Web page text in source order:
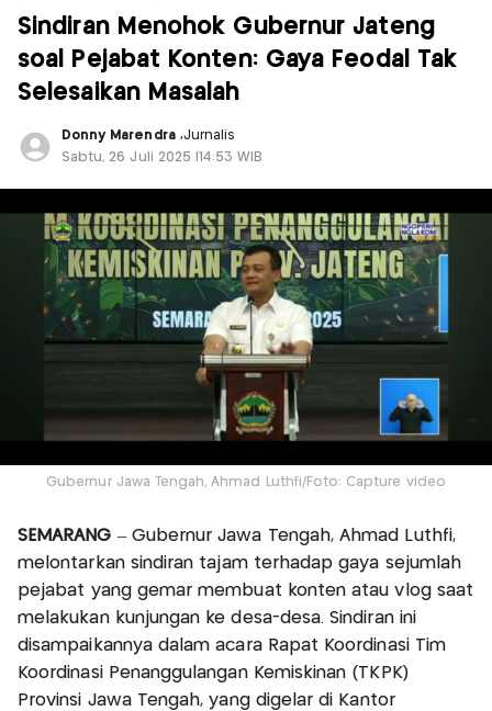
Sindiran Menohok Gubernur Jateng
soal Pejabat Konten: Gaya Feodal Tak
Selesaikan Masalah
Donny Marendra ,Jurnalis
Sabtu, 26 Juli 2025 |14:53 WIB
Gubernur Jawa Tengah, Ahmad Luthfi/Foto: Capture video
SEMARANG – Gubernur Jawa Tengah, Ahmad Luthfi,
melontarkan sindiran tajam terhadap gaya sejumlah
pejabat yang gemar membuat konten atau vlog saat
melakukan kunjungan ke desa-desa. Sindiran ini
disampaikannya dalam acara Rapat Koordinasi Tim
Koordinasi Penanggulangan Kemiskinan (TKPK)
Provinsi Jawa Tengah, yang digelar di Kantor